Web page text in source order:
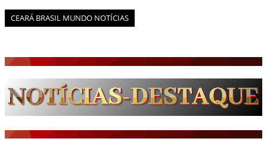
CEARÁ BRASIL MUNDO NOTÍCIAS